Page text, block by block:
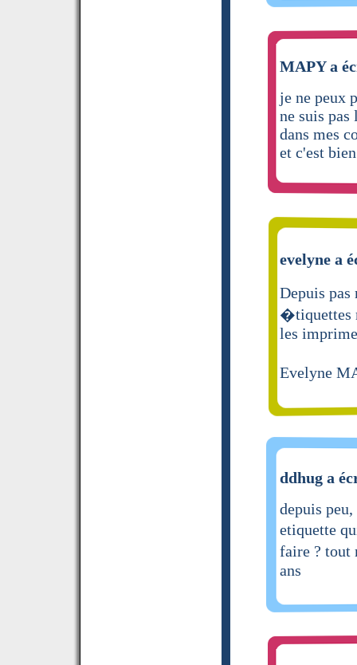
MAPY a
je ne peux
ne suis pas
dans mes
et c'est
evelyne a
Depuis
�tiquettes
les
Evelyne
ddhug a
depuis
etiquette
faire ? tout
ans